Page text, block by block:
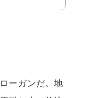
ーガンだ。地